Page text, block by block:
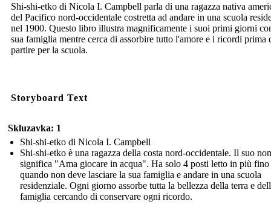
Shi-shi-etko di Nicola I. Campbell parla di una ragazza nativa
del Pacifico nord-occidentale costretta ad andare in una scuola
nel 1900. Questo libro illustra magnificamente i suoi primi giorni
sua famiglia mentre cerca di assorbire tutto l'amore e i ricordi prima
partire per la scuola.
Storyboard Text
Skluzavka: 1
Shi-shi-etko di Nicola I. Campbell
Shi-shi-etko è una ragazza della costa nord-occidentale. Il suo
significa "Ama giocare in acqua". Ha solo 4 posti letto in più fino
quando non deve lasciare la sua famiglia e andare in una scuola
residenziale. Ogni giorno assorbe tutta la bellezza della terra e
famiglia cercando di conservare ogni ricordo.